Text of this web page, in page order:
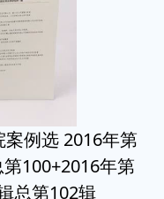
例选 2016年第
100+2016年第
总第102辑